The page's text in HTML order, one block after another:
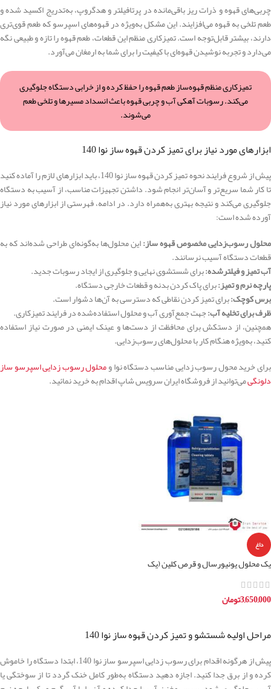
چربی‌های قهوه و ذرات ریز باقی‌مانده در پرتافیلتر و هدگروپ، به‌تدریج اکسید شده و
طعم تلخی به قهوه می‌افزایند. این مشکل به‌ویژه در قهوه‌های اسپرسو که طعم قوی‌تری
دارند، بیشتر قابل‌توجه است. تمیزکاری منظم این قطعات، طعم قهوه را تازه و طبیعی نگه
می‌دارد و تجربه نوشیدن قهوه‌ای با کیفیت را برای شما به ارمغان می‌آورد.
تمیزکاری منظم قهوه‌ساز طعم قهوه را حفظ کرده و از خرابی دستگاه جلوگیری
می‌کند. رسوبات آهکی آب و چربی قهوه باعث انسداد مسیرها و تلخی طعم
می‌شوند.
ابزارهای مورد نیاز برای تميز كردن قهوه ساز نوا 140
پیش از شروع فرایند نحوه تمیز کردن قهوه ساز نوا 140، باید ابزارهای لازم را آماده کنید
تا کار شما سریع‌تر و آسان‌تر انجام شود. داشتن تجهیزات مناسب، از آسیب به دستگاه
جلوگیری می‌کند و نتیجه بهتری به‌همراه دارد. در ادامه، فهرستی از ابزارهای مورد نیاز
آورده شده است:
محلول رسوب‌زدایی مخصوص قهوه ساز:این محلول‌ها به‌گونه‌ای طراحی شده‌اند که به
قطعات دستگاه آسیب نرسانند.
آب تمیز و فیلترشده:برای شستشوی نهایی و جلوگیری از ایجاد رسوبات جدید.
پارچه نرم و تمیز:برای پاک کردن بدنه و قطعات خارجی دستگاه.
برس کوچک:برای تمیز کردن نقاطی که دسترسی به آن‌ها دشوار است.
ظرف برای تخلیه آب:جهت جمع‌آوری آب و محلول استفاده‌شده در فرایند تمیزکاری.
همچنین، از دستکش برای محافظت از دست‌ها و عینک ایمنی در صورت نیاز استفاده
کنید، به‌ویژه هنگام کار با محلول‌های رسوب‌زدایی.
برای خرید محول رسوب زدایی مناسب دستگاه نوا ومحلول رسوب زدایی اسپرسو ساز
دلونگیمی‌توانید از فروشگاه ایران سرویس شاپ اقدام به خرید نمائید.
داغ
پک محلول یونیورسال و قرص کلین (پک
اقتصادی و کاربردی)
3,650,000تومان
مراحل اولیه شستشو و تميز كردن قهوه ساز نوا 140
پیش از هرگونه اقدام برای رسوب زدایی اسپرسو ساز نوا 140، ابتدا دستگاه را خاموش
کرده و از برق جدا کنید. اجازه دهید دستگاه به‌طور کامل خنک گردد تا از سوختگی یا